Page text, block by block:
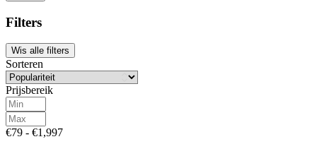
Filters
Wis alle filters
Sorteren
Prijsbereik
€79 - €1,997